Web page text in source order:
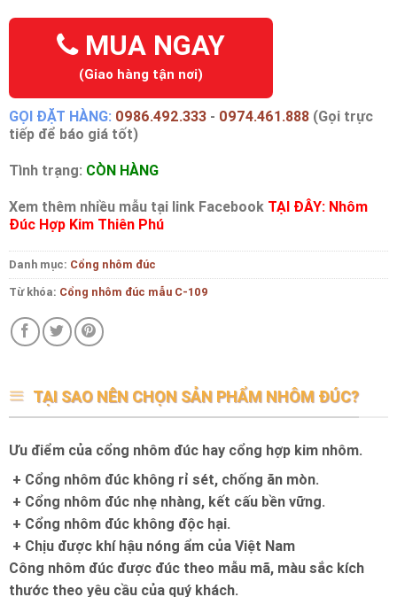
MUA NGAY
(Giao hàng tận nơi)
GỌI ĐẶT HÀNG: 0986.492.333 - 0974.461.888 (Gọi trực
tiếp để báo giá tốt)
Tình trạng: CÒN HÀNG
Xem thêm nhiều mẫu tại link Facebook TẠI ĐÂY: Nhôm
Đúc Hợp Kim Thiên Phú
Danh mục: Cổng nhôm đúc
Từ khóa: Cổng nhôm đúc mẫu C-109
TẠI SAO NÊN CHỌN SẢN PHẨM NHÔM ĐÚC?
Ưu điểm của cổng nhôm đúc hay cổng hợp kim nhôm.
+ Cổng nhôm đúc không rỉ sét, chống ăn mòn.
+ Cổng nhôm đúc nhẹ nhàng, kết cấu bền vững.
+ Cổng nhôm đúc không độc hại.
+ Chịu được khí hậu nóng ẩm của Việt Nam
Công nhôm đúc được đúc theo mẫu mã, màu sắc kích
thước theo yêu cầu của quý khách.